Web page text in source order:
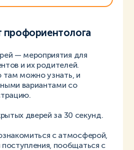
профориентолога
— мероприятия для
и их родителей.
там можно узнать, и
вариантами со
дверей за 30 секунд.
с атмосферой,
поступления, пообщаться с